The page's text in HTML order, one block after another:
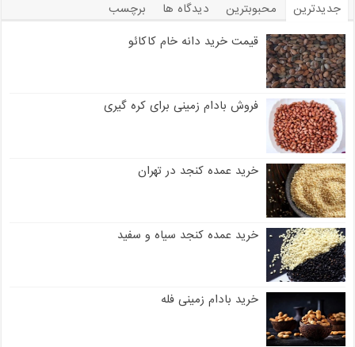
جدیدترین محبوبترین دیدگاه ها
برچسب
قیمت خرید دانه خام کاکائو
فروش بادام زمینی برای کره گیری
خرید عمده کنجد در تهران
خرید عمده کنجد سیاه و سفید
خرید بادام زمینی فله